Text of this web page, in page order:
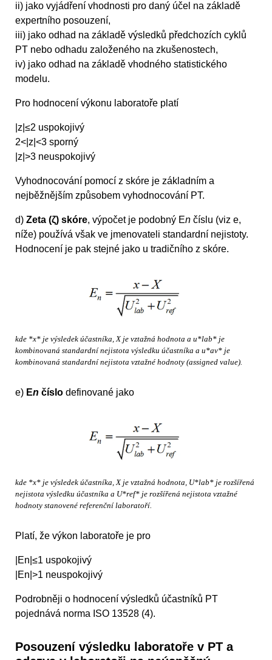
ii) jako vyjádření vhodnosti pro daný účel na základě
expertního posouzení,
iii) jako odhad na základě výsledků předchozích cyklů
PT nebo odhadu založeného na zkušenostech,
iv) jako odhad na základě vhodného statistického
modelu.
Pro hodnocení výkonu laboratoře platí
|z|≤2 uspokojivý
2<|z|<3 sporný
|z|>3 neuspokojivý
Vyhodnocování pomocí z skóre je základním a
nejběžnějším způsobem vyhodnocování PT.
d) Zeta (ζ) skóre, výpočet je podobný En číslu (viz e,
níže) používá však ve jmenovateli standardní nejistoty.
Hodnocení je pak stejné jako u tradičního z skóre.
kde *x* je výsledek účastníka, X je vztažná hodnota a u*lab* je
kombinovaná standardní nejistota výsledku účastníka a u*av* je
kombinovaná standardní nejistota vztažné hodnoty (assigned value).
e) En číslo definované jako
kde *x* je výsledek účastníka, X je vztažná hodnota, U*lab* je rozšířená
nejistota výsledku účastníka a U*ref* je rozšířená nejistota vztažné
hodnoty stanovené referenční laboratoří.
Platí, že výkon laboratoře je pro
|En|≤1 uspokojivý
|En|>1 neuspokojivý
Podrobněji o hodnocení výsledků účastníků PT
pojednává norma ISO 13528 (4).
Posouzení výsledku laboratoře v PT a